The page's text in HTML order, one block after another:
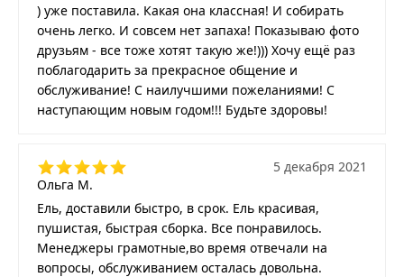
) уже поставила. Какая она классная! И собирать
очень легко. И совсем нет запаха! Показываю фото
друзьям - все тоже хотят такую же!))) Хочу ещё раз
поблагодарить за прекрасное общение и
обслуживание! С наилучшими пожеланиями! С
наступающим новым годом!!! Будьте здоровы!
Ольга М.
5 декабря 2021
Ель, доставили быстро, в срок. Ель красивая,
пушистая, быстрая сборка. Все понравилось.
Менеджеры грамотные,во время отвечали на
вопросы, обслуживанием осталась довольна.